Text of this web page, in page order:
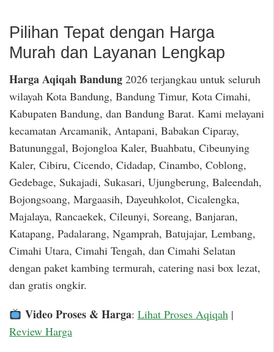
Pilihan Tepat dengan Harga
Murah dan Layanan Lengkap
Harga Aqiqah Bandung 2026 terjangkau untuk seluruh
wilayah Kota Bandung, Bandung Timur, Kota Cimahi,
Kabupaten Bandung, dan Bandung Barat. Kami melayani
kecamatan Arcamanik, Antapani, Babakan Ciparay,
Batununggal, Bojongloa Kaler, Buahbatu, Cibeunying
Kaler, Cibiru, Cicendo, Cidadap, Cinambo, Coblong,
Gedebage, Sukajadi, Sukasari, Ujungberung, Baleendah,
Bojongsoang, Margaasih, Dayeuhkolot, Cicalengka,
Majalaya, Rancaekek, Cileunyi, Soreang, Banjaran,
Katapang, Padalarang, Ngamprah, Batujajar, Lembang,
Cimahi Utara, Cimahi Tengah, dan Cimahi Selatan
dengan paket kambing termurah, catering nasi box lezat,
dan gratis ongkir.
Video Proses & Harga: Lihat Proses Aqiqah|
Review Harga